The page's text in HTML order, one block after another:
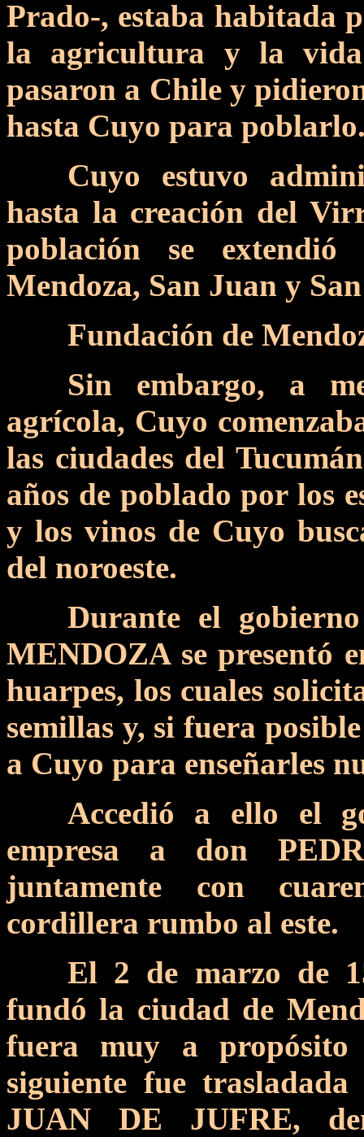
Prado-, estaba habitada
la agricultura y la vida
pasaron a Chile y
hasta Cuyo para
Cuyo estuvo
hasta la creación del
población se
Mendoza, San Juan y
Fundación de
Sin embargo, a
agrícola, Cuyo
las ciudades del
años de poblado por los
y los vinos de Cuyo
del noroeste.
Durante el
MENDOZA se presentó
huarpes, los cuales
semillas y, si fuera
a Cuyo para enseñarles
Accedió a ello el
empresa a don
juntamente con
cordillera rumbo al este.
El 2 de marzo de
fundó la ciudad de
fuera muy a
siguiente fue
JUAN DE JUFRE,